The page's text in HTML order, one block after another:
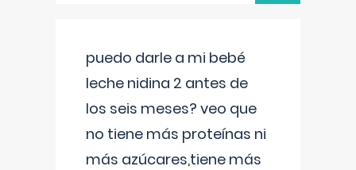
puedo darle a mi bebé
leche nidina 2 antes de
los seis meses? veo que
no tiene más proteínas ni
más azúcares,tiene más